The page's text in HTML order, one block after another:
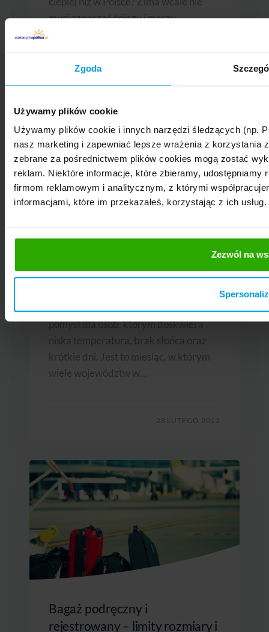
Zgoda
Używamy plików cookie
Używamy plików cookie i innych narzędzi śledzących (np.
nasz marketing i zapewniać lepsze wrażenia z korzystania
zebrane za pośrednictwem plików cookies mogą zostać
reklam. Niektóre informacje, które zbieramy, udostępniamy
firmom reklamowym i analitycznym, z którymi
informacjami, które im przekazałeś, korzystając z ich
Zezwól na
musi oznaczać śniegu i mrozu....
Gdzie na wakacje w styczniu? 7
ciepłych krajów na styczniowy
Wakacje w styczniu to doskonały
pomysł dla osób, którym doskwiera
niska temperatura, brak słońca oraz
krótkie dni. Jest to miesiąc, w którym
wiele województw w...
28 LUTEGO 2023
Bagaż podręczny i
rejestrowany – limity rozmiary i